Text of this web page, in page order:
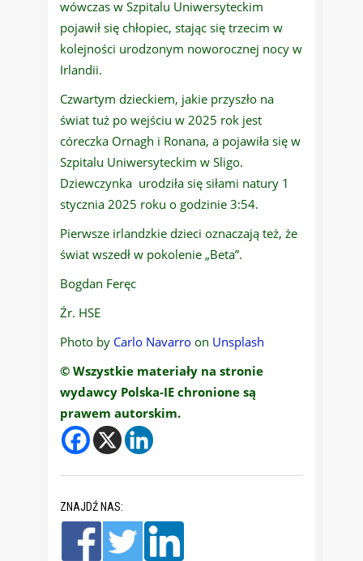
wówczas w Szpitalu Uniwersyteckim
pojawił się chłopiec, stając się trzecim w
kolejności urodzonym noworocznej nocy w
Irlandii.
Czwartym dzieckiem, jakie przyszło na
świat tuż po wejściu w 2025 rok jest
córeczka Ornagh i Ronana, a pojawiła się w
Szpitalu Uniwersyteckim w Sligo.
Dziewczynka urodziła się siłami natury 1
stycznia 2025 roku o godzinie 3:54.
Pierwsze irlandzkie dzieci oznaczają też, że
świat wszedł w pokolenie „Beta”.
Bogdan Feręc
Źr. HSE
Photo by Carlo Navarro on Unsplash
© Wszystkie materiały na stronie
wydawcy Polska-IE chronione są
prawem autorskim.
ZNAJDŹ NAS: